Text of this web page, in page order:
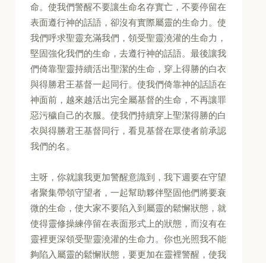
命。使我們警醒不要讓生命名存實亡，不要停留在
表面遵行神的話語，卻沒有實際屬靈的生命力。使
我們呼求聖靈充滿我們，領受聖靈澆灌的生命力，
堅固強化我們的生命，去遵行神的話語。最後讓我
們倚靠聖靈持續活出聖潔的生命，穿上得勝的白衣
與得勝君王基督一起同行。使我們倚靠神的話語在
神面前，越來越活出完全屬基督的生命，不再讓罪
惡污穢自己的衣服。使我們持續穿上聖潔得勝的白
衣與得勝君王基督同行，看見基督在眾使者前承認
我們的名。
主呀，你就讓我更加警醒意識到，我下週要在守望
者聚集帶領守望者，一起幫助夥伴堅固他們將要衰
微的生命，使大家不要陷入到屬靈的鬆懈狀態，就
使得靈修操練停留在表面形式上的狀態，而沒有在
靈裡更深領受聖靈澆灌的生命力。你也光照我不能
夠陷入屬靈的鬆懈狀態，要更加在靈裡警醒，使我